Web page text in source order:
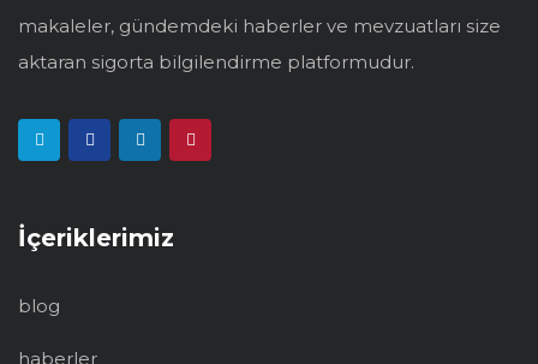
makaleler, gündemdeki haberler ve mevzuatları size
aktaran sigorta bilgilendirme platformudur.
İçeriklerimiz
blog
haberler